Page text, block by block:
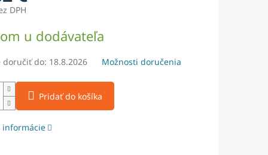
DPH
u dodávateľa
doručiť do: 18.8.2026 Možnosti doručenia
Pridať do košíka
informácie